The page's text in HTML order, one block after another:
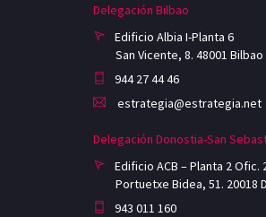
Delegación Bilbao
Edificio Albia I-Planta 6
San Vicente, 8. 48001 Bilbao
944 27 44 46
estrategia@estrategia.net
Delegación Donostia-San
Edificio ACB – Planta 2 Ofic.
Portuetxe Bidea, 51. 20018
943 011 160